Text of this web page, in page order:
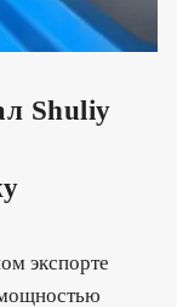
Shuliy
экспорте